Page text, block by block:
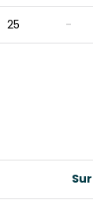
25 -